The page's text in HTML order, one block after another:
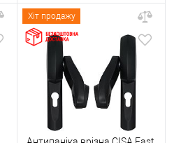
Хіт продажу